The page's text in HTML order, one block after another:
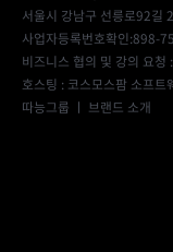
서울시 강남구 선릉로92
사업자등록번호확인:898-
비즈니스 협의 및 강의 요
호스팅 : 코스모스팜 소프트
따능그룹 ㅣ 브랜드 소개